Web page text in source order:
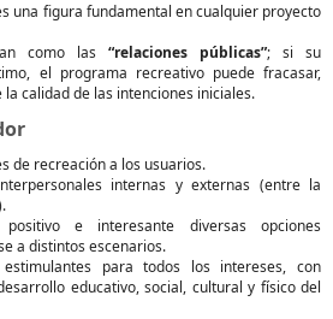
una figura fundamental en cualquier proyecto
como las “relaciones públicas”; si su
el programa recreativo puede fracasar,
calidad de las intenciones iniciales.
de recreación a los usuarios.
internas y externas (entre la
e interesante diversas opciones
a distintos escenarios.
estimulantes para todos los intereses, con
educativo, social, cultural y físico del